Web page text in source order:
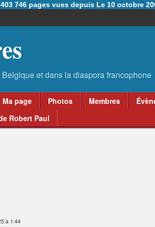
746 pages vues depuis Le 10 octobre
Ma page Photos Membres
Robert Paul
à 1:44